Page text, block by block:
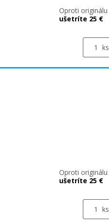
Oproti originálu
ušetríte 25 €
ks
Oproti originálu
ušetríte 25 €
ks